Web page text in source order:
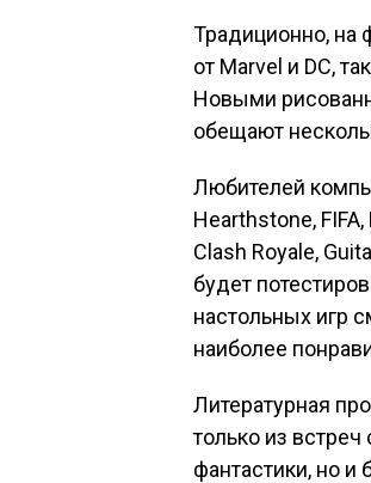
Традиционно, на
от Marvel и DC,
Новыми
обещают
Любителей
Hearthstone,
Clash Royale,
будет
настольных игр
наиболее
Литературная
только из
фантастики, но